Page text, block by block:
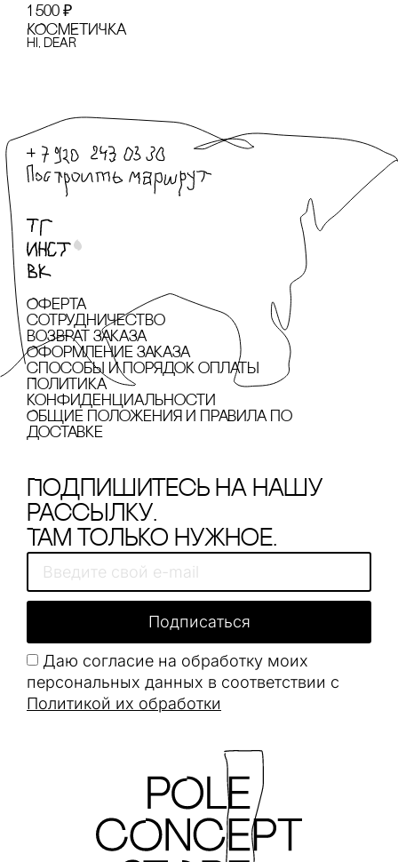
1 500 ₽
КОсМЕТИЧКА
hi, dear
Оферта
сотрудничество
Возврат заказа
Оформление заказа
cпособы и порядок оплаты
Политика
конфиденциальности
Общие положения и правила по
доставке
Подпишитесь на нашу
рассылку.
Там только нужное.
Даю согласие на обработку моих
персональных данных в соответствии с
Политикой их обработки
Подписаться